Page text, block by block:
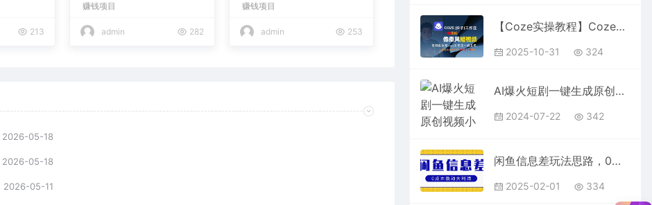
213
赚钱项目
admin 282
现日入2000+
赚钱项目
admin 253
2026-05-18
2026-05-18
2026-05-11
【Coze实操教程】Coze工作流一键生成“像素风“短视频!工作流全流程保姆级教学 !2分钟一键生成无人工干预，零基础小白保姆级教程!
2025-10-31 324
AI爆火短剧一键生成原创视频小白轻松日入1000＋
2024-07-22 342
闲鱼信息差玩法思路，0成本撬动大利润
2025-02-01 334